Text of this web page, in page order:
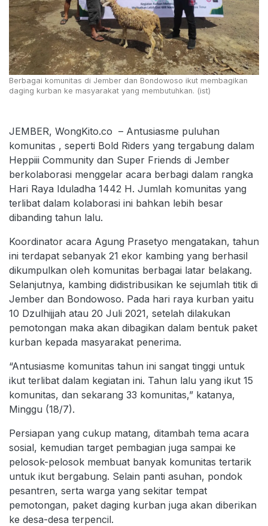
Berbagai komunitas di Jember dan Bondowoso ikut membagikan
daging kurban ke masyarakat yang membutuhkan. (ist)
JEMBER, WongKito.co – Antusiasme puluhan
komunitas , seperti Bold Riders yang tergabung dalam
Heppiii Community dan Super Friends di Jember
berkolaborasi menggelar acara berbagi dalam rangka
Hari Raya Iduladha 1442 H. Jumlah komunitas yang
terlibat dalam kolaborasi ini bahkan lebih besar
dibanding tahun lalu.
Koordinator acara Agung Prasetyo mengatakan, tahun
ini terdapat sebanyak 21 ekor kambing yang berhasil
dikumpulkan oleh komunitas berbagai latar belakang.
Selanjutnya, kambing didistribusikan ke sejumlah titik di
Jember dan Bondowoso. Pada hari raya kurban yaitu
10 Dzulhijjah atau 20 Juli 2021, setelah dilakukan
pemotongan maka akan dibagikan dalam bentuk paket
kurban kepada masyarakat penerima.
“Antusiasme komunitas tahun ini sangat tinggi untuk
ikut terlibat dalam kegiatan ini. Tahun lalu yang ikut 15
komunitas, dan sekarang 33 komunitas,” katanya,
Minggu (18/7).
Persiapan yang cukup matang, ditambah tema acara
sosial, kemudian target pembagian juga sampai ke
pelosok-pelosok membuat banyak komunitas tertarik
untuk ikut bergabung. Selain panti asuhan, pondok
pesantren, serta warga yang sekitar tempat
pemotongan, paket daging kurban juga akan diberikan
ke desa-desa terpencil.